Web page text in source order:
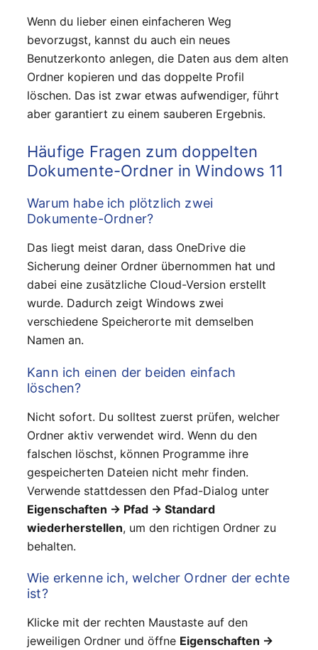
Wenn du lieber einen einfacheren Weg
bevorzugst, kannst du auch ein neues
Benutzerkonto anlegen, die Daten aus dem alten
Ordner kopieren und das doppelte Profil
löschen. Das ist zwar etwas aufwendiger, führt
aber garantiert zu einem sauberen Ergebnis.
Häufige Fragen zum doppelten
Dokumente-Ordner in Windows 11
Warum habe ich plötzlich zwei
Dokumente-Ordner?
Das liegt meist daran, dass OneDrive die
Sicherung deiner Ordner übernommen hat und
dabei eine zusätzliche Cloud-Version erstellt
wurde. Dadurch zeigt Windows zwei
verschiedene Speicherorte mit demselben
Namen an.
Kann ich einen der beiden einfach
löschen?
Nicht sofort. Du solltest zuerst prüfen, welcher
Ordner aktiv verwendet wird. Wenn du den
falschen löschst, können Programme ihre
gespeicherten Dateien nicht mehr finden.
Verwende stattdessen den Pfad-Dialog unter
Eigenschaften → Pfad → Standard
wiederherstellen, um den richtigen Ordner zu
behalten.
Wie erkenne ich, welcher Ordner der echte
ist?
Klicke mit der rechten Maustaste auf den
jeweiligen Ordner und öffne Eigenschaften →